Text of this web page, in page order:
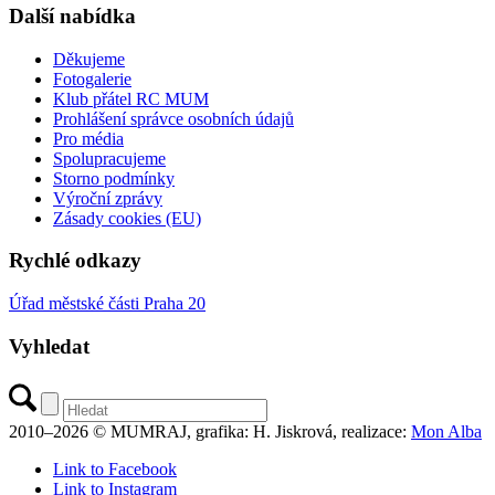
Další nabídka
Děkujeme
Fotogalerie
Klub přátel RC MUM
Prohlášení správce osobních údajů
Pro média
Spolupracujeme
Storno podmínky
Výroční zprávy
Zásady cookies (EU)
Rychlé odkazy
Úřad městské části Praha 20
Vyhledat
2010–2026 © MUMRAJ, grafika: H. Jiskrová, realizace: Mon Alba
Link to Facebook
Link to Instagram